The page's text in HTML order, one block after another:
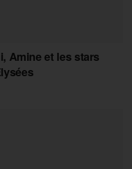
Amine et les stars